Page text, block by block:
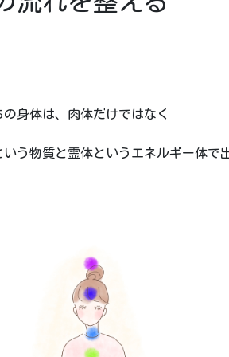
の身体は、肉体だけではなく
いう物質と霊体というエネルギー体で